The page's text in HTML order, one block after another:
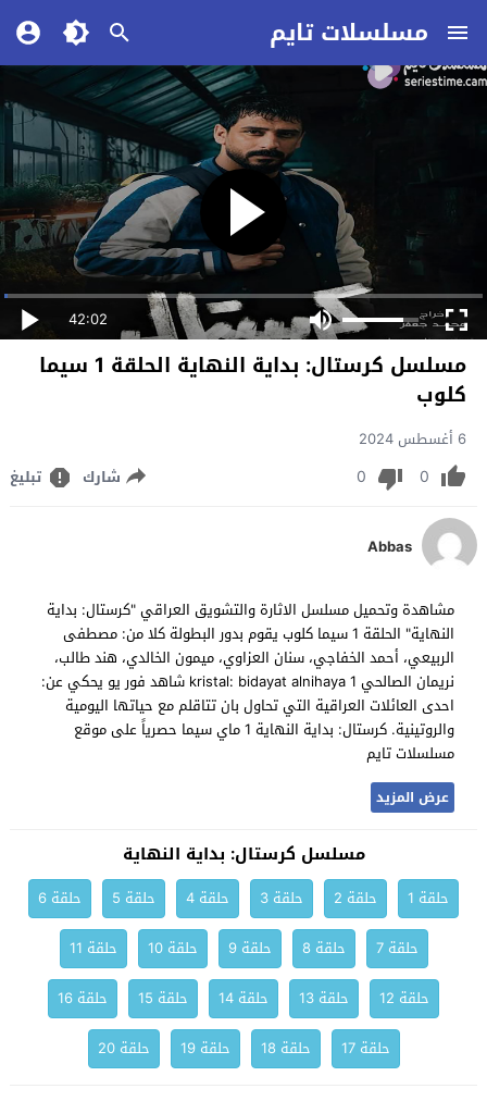
مسلسلات تايم
42:02
مسلسل كرستال: بداية النهاية الحلقة 1 سيما
كلوب
6 أغسطس 2024
0
0 شارك تبليغ
Abbas
مشاهدة وتحميل مسلسل الاثارة والتشويق العراقي "كرستال: بداية
النهاية" الحلقة 1 سيما كلوب يقوم بدور البطولة كلا من: مصطفى
الربيعي، أحمد الخفاجي، سنان العزاوي، ميمون الخالدي، هند طالب،
نريمان الصالحي kristal: bidayat alnihaya 1 شاهد فور يو يحكي عن:
احدى العائلات العراقية التي تحاول بان تتاقلم مع حياتها اليومية
والروتينية. كرستال: بداية النهاية 1 ماي سيما حصرياً على موقع
مسلسلات تايم
عرض المزيد
مسلسل كرستال: بداية النهاية
حلقة 1 حلقة 2 حلقة 3 حلقة 4 حلقة 5
حلقة 6
حلقة 7
حلقة 8 حلقة 9 حلقة 10
حلقة 11
حلقة 12
حلقة 13 حلقة 14 حلقة 15
حلقة 16
حلقة 17
حلقة 18 حلقة 19 حلقة 20